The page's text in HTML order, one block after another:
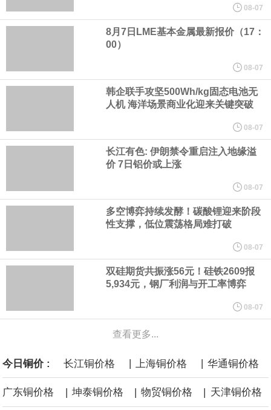
用人形机器人、四足机器人等产品。
所做的工作“非常满意”。特朗普在社交媒体上发帖称，一些媒体有关
言”，他对赫格塞思所做的工作“非常满意”。
据报道，威刚近日在法说会上表示，在需求增加、价格走高及货源
稳定的三大有利因素带动下，预期第3季度营运将优于第2季度，并
进一步扩大全年营运成果。
美国国会预算办公室（CBO）于当地时间5日发布报告称，美国海军
计划建造的15艘核动力“特朗普级”（Trump-class）战列舰，从研发
到采购的总费用可能高达2750亿美元，为美国有史以来最昂贵的水
面战舰项目之一。 根据CBO的初步估算，首舰造价约234亿美元，
08-07
8月7日LME基本金属最新报价（17：
00）
08-07
韩企联手攻坚500Wh/kg固态电池无
人机 海洋场景商业化迎来关键突破
08-07
长江有色: 伊朗禁令重启注入地缘溢
价 7日铝价或上涨
08-07
多空博弈持续发酵！碳酸锂迎来阶段
性支撑，低位震荡格局难打破
08-07
双硅期货共振涨56元！硅铁2609报
5,934元，钢厂利润与开工率博弈
08-07
查看更多...
今日铜价 : 长江铜价格 | 上海铜价格 | 华通铜价格
广东铜价格 | 坤泰铜价格 | 物贸铜价格 | 天津铜价格